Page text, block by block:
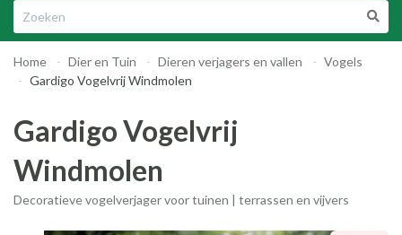
(Dier & Tuin)
(Cadeautips)
Winkelwagen
Uw winkelwagen is leeg.
Home Dier en Tuin Dieren verjagers en vallen
Vogels
Gardigo Vogelvrij Windmolen
Gardigo Vogelvrij
Windmolen
Decoratieve vogelverjager voor tuinen | terrassen en vijvers